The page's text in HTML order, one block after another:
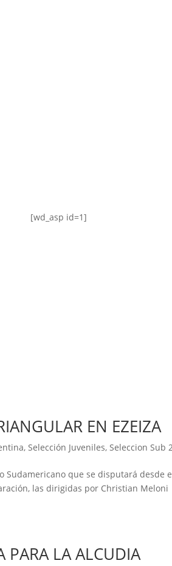
[wd_asp id=1]
EN EZEIZA
,Selección Juveniles,Seleccion Sub
Sudamericano que se disputará desde
las dirigidas por Christian Meloni
PARA LA ALCUDIA